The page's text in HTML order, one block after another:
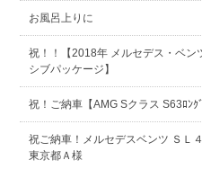
お風呂上りに
祝！！【2018年 メルセデス・ベ
シブパッケージ】
祝！ご納車【AMG Sクラス S63ﾛﾝｸﾞ
祝ご納車！メルセデスベンツ ＳＬ
東京都Ａ様